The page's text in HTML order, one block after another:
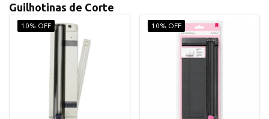
Guilhotinas de Corte
10% OFF 10% OFF